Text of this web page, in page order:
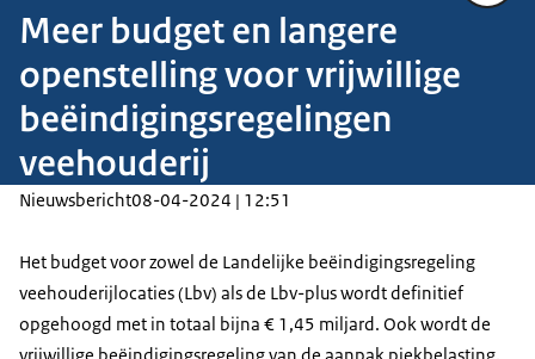
Meer budget en langere
openstelling voor vrijwillige
beëindigingsregelingen
veehouderij
Nieuwsbericht08-04-2024 | 12:51
Het budget voor zowel de Landelijke beëindigingsregeling
veehouderijlocaties (Lbv) als de Lbv-plus wordt definitief
opgehoogd met in totaal bijna € 1,45 miljard. Ook wordt de